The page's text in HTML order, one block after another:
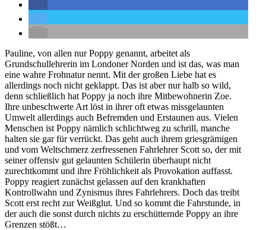
Pauline, von allen nur Poppy genannt, arbeitet als
Grundschullehrerin im Londoner Norden und ist das, was man
eine wahre Frohnatur nennt. Mit der großen Liebe hat es
allerdings noch nicht geklappt. Das ist aber nur halb so wild,
denn schließlich hat Poppy ja noch ihre Mitbewohnerin Zoe.
Ihre unbeschwerte Art löst in ihrer oft etwas missgelaunten
Umwelt allerdings auch Befremden und Erstaunen aus. Vielen
Menschen ist Poppy nämlich schlichtweg zu schrill, manche
halten sie gar für verrückt. Das geht auch ihrem griesgrämigen
und vom Weltschmerz zerfressenen Fahrlehrer Scott so, der mit
seiner offensiv gut gelaunten Schülerin überhaupt nicht
zurechtkommt und ihre Fröhlichkeit als Provokation auffasst.
Poppy reagiert zunächst gelassen auf den krankhaften
Kontrollwahn und Zynismus ihres Fahrlehrers. Doch das treibt
Scott erst recht zur Weißglut. Und so kommt die Fahrstunde, in
der auch die sonst durch nichts zu erschütternde Poppy an ihre
Grenzen stößt…